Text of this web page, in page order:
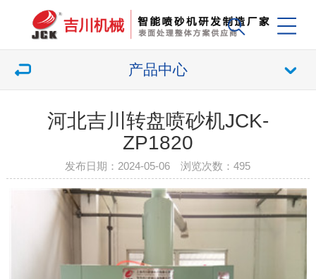
产品中心
河北吉川转盘喷砂机JCK-
ZP1820
发布日期：2024-05-06 浏览次数：495